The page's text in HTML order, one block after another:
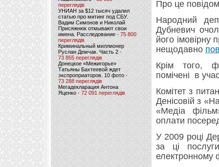
переглядів
УНИАН за $12 тысяч удалил
статью про митинг под СБУ.
Вадим Симонов и Николай
Присяжнюк отмывают свои
имена. Расследование - 75 800
переглядів
Криминальный миллионер
Руслан Демчак. Часть 2-
73 855 переглядів
Донецкое «Межигорье»
Татьяны Бахтеевой ждет
экспроприаторов. 10 фото -
73 288 переглядів
Мегадекларация Антона
Яценко - 72 091 переглядів
Про це
Народний
Дубневич
його імовірну
нещодавно
Крім того,
помічені в
Комітет з
Денісовій з
«Медіа
оплати
У 2009 році
за ці
електронному